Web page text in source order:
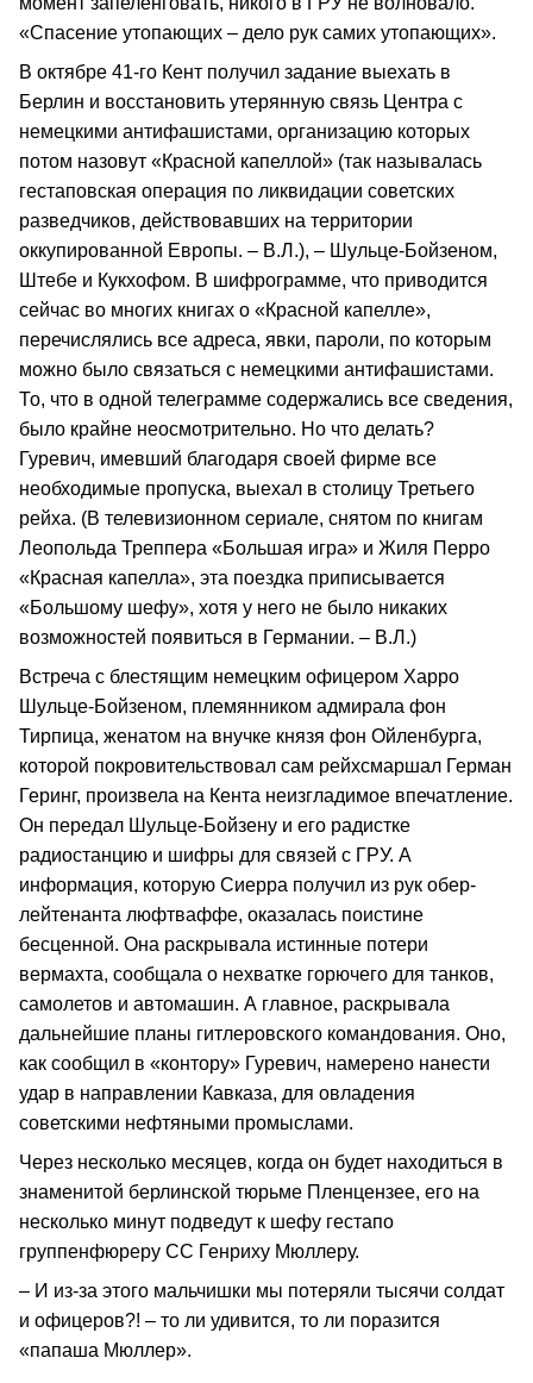
«Спасение утопающих – дело рук самих утопающих».
В октябре 41-го Кент получил задание выехать в
Берлин и восстановить утерянную связь Центра с
немецкими антифашистами, организацию которых
потом назовут «Красной капеллой» (так называлась
гестаповская операция по ликвидации советских
разведчиков, действовавших на территории
оккупированной Европы. – В.Л.), – Шульце-Бойзеном,
Штебе и Кукхофом. В шифрограмме, что приводится
сейчас во многих книгах о «Красной капелле»,
перечислялись все адреса, явки, пароли, по которым
можно было связаться с немецкими антифашистами.
То, что в одной телеграмме содержались все сведения,
было крайне неосмотрительно. Но что делать?
Гуревич, имевший благодаря своей фирме все
необходимые пропуска, выехал в столицу Третьего
рейха. (В телевизионном сериале, снятом по книгам
Леопольда Треппера «Большая игра» и Жиля Перро
«Красная капелла», эта поездка приписывается
«Большому шефу», хотя у него не было никаких
возможностей появиться в Германии. – В.Л.)
Встреча с блестящим немецким офицером Харро
Шульце-Бойзеном, племянником адмирала фон
Тирпица, женатом на внучке князя фон Ойленбурга,
которой покровительствовал сам рейхсмаршал Герман
Геринг, произвела на Кента неизгладимое впечатление.
Он передал Шульце-Бойзену и его радистке
радиостанцию и шифры для связей с ГРУ. А
информация, которую Сиерра получил из рук обер-
лейтенанта люфтваффе, оказалась поистине
бесценной. Она раскрывала истинные потери
вермахта, сообщала о нехватке горючего для танков,
самолетов и автомашин. А главное, раскрывала
дальнейшие планы гитлеровского командования. Оно,
как сообщил в «контору» Гуревич, намерено нанести
удар в направлении Кавказа, для овладения
советскими нефтяными промыслами.
Через несколько месяцев, когда он будет находиться в
знаменитой берлинской тюрьме Пленцензее, его на
несколько минут подведут к шефу гестапо
группенфюреру СС Генриху Мюллеру.
– И из-за этого мальчишки мы потеряли тысячи солдат
и офицеров?! – то ли удивится, то ли поразится
«папаша Мюллер».